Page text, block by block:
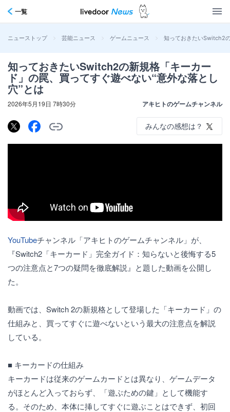
一覧
ニューストップ > 芸能ニュース > ゲームニュース > 知っておきたいSwitch2
知っておきたいSwitch2の新規格「キーカー
ド」の罠、買ってすぐ遊べない“意外な落とし
穴”とは
2026年5月19日 7時30分 アキヒトのゲームチャンネル
みんなの感想は？
YouTubeチャンネル「アキヒトのゲームチャンネル」が、
『Switch2「キーカード」完全ガイド：知らないと後悔する5
つの注意点と7つの疑問を徹底解説』と題した動画を公開し
た。
動画では、Switch 2の新規格として登場した「キーカード」の
仕組みと、買ってすぐに遊べないという最大の注意点を解説
している。
■ キーカードの仕組み
キーカードは従来のゲームカードとは異なり、ゲームデータ
がほとんど入っておらず、「遊ぶための鍵」として機能す
る。そのため、本体に挿してすぐに遊ぶことはできず、初回